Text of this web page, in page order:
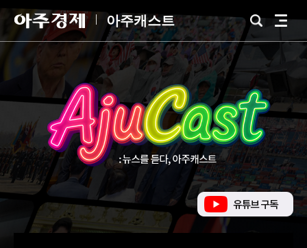
아
주
경
제
아주캐스트
검
색
전
체
메
뉴
유
튜
브